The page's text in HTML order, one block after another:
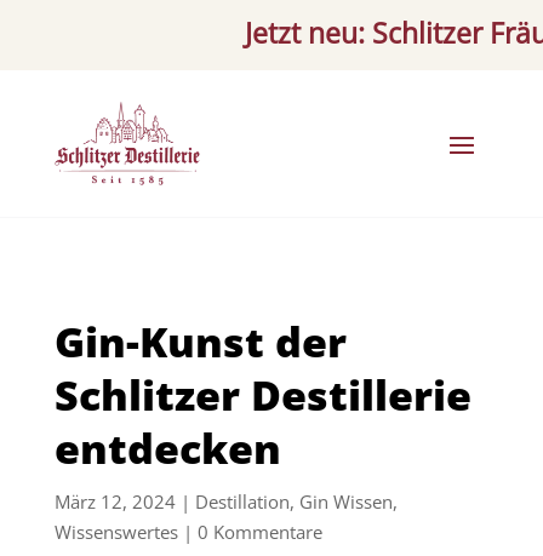
Jetzt neu: Schlitzer
Gin-Kunst der
Schlitzer Destillerie
entdecken
März 12, 2024| Destillation, Gin Wissen,
Wissenswertes| 0 Kommentare